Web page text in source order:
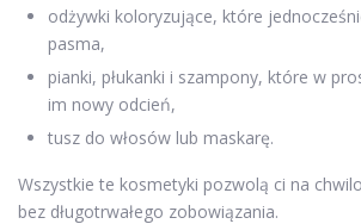
odżywki koloryzujące, które
pasma,
pianki, płukanki i szampony, które w
im nowy odcień,
tusz do włosów lub maskarę.
Wszystkie te kosmetyki pozwolą ci na
bez długotrwałego zobowiązania.